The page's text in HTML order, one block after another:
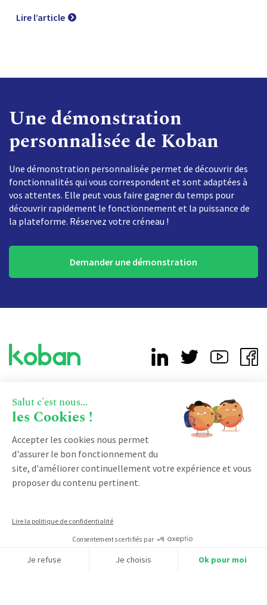
Lire l’article
Une démonstration
personnalisée de Koban
Une démonstration personnalisée permet de découvrir des
fonctionnalités qui vous correspondent et sont adaptées à
vos attentes. Elle peut vous faire gagner du temps pour
découvrir rapidement le fonctionnement et la puissance de
la plateforme. Réservez votre créneau !
Demander une démonstration
À PROPOS
Pourquoi nous choisir ?
Notre accompagnement
Qui sommes-nous ?
Devenir partenaire
Vente
Salut c'est nous...
les Cookies !
Accepter les cookies nous permet
d'assurer le bon fonctionnement du
site, d'améliorer continuellement votre expérience et vous
proposer du contenu pertinent.
Lire la politique de confidentialité
Consentements certifiés par
Je refuse Je choisis Ok pour moi